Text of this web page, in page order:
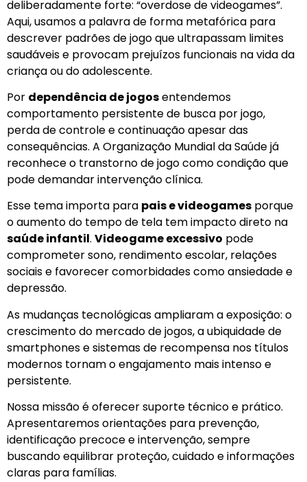
deliberadamente forte: “overdose de videogames”.
Aqui, usamos a palavra de forma metafórica para
descrever padrões de jogo que ultrapassam limites
saudáveis e provocam prejuízos funcionais na vida da
criança ou do adolescente.
Por dependência de jogosentendemos
comportamento persistente de busca por jogo,
perda de controle e continuação apesar das
consequências. A Organização Mundial da Saúde já
reconhece o transtorno de jogo como condição que
pode demandar intervenção clínica.
Esse tema importa para pais e videogames porque
o aumento do tempo de tela tem impacto direto na
saúde infantil. Videogame excessivo pode
comprometer sono, rendimento escolar, relações
sociais e favorecer comorbidades como ansiedade e
depressão.
As mudanças tecnológicas ampliaram a exposição: o
crescimento do mercado de jogos, a ubiquidade de
smartphones e sistemas de recompensa nos títulos
modernos tornam o engajamento mais intenso e
persistente.
Nossa missão é oferecer suporte técnico e prático.
Apresentaremos orientações para prevenção,
identificação precoce e intervenção, sempre
buscando equilibrar proteção, cuidado e informações
claras para famílias.